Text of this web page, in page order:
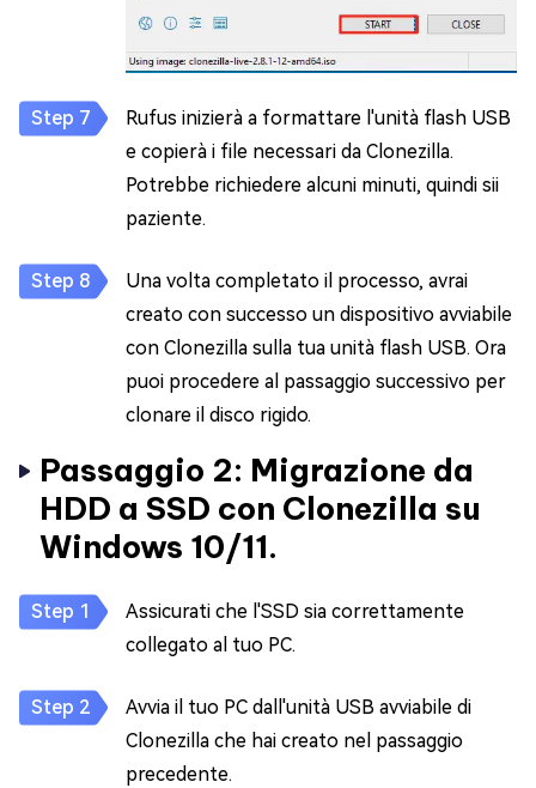
Rufus inizierà a formattare l'unità flash USB
e copierà i file necessari da Clonezilla.
Potrebbe richiedere alcuni minuti, quindi sii
paziente.
Una volta completato il processo, avrai
creato con successo un dispositivo avviabile
con Clonezilla sulla tua unità flash USB. Ora
puoi procedere al passaggio successivo per
clonare il disco rigido.
Passaggio 2: Migrazione da
HDD a SSD con Clonezilla su
Windows 10/11.
Assicurati che l'SSD sia correttamente
collegato al tuo PC.
Avvia il tuo PC dall'unità USB avviabile di
Clonezilla che hai creato nel passaggio
precedente.